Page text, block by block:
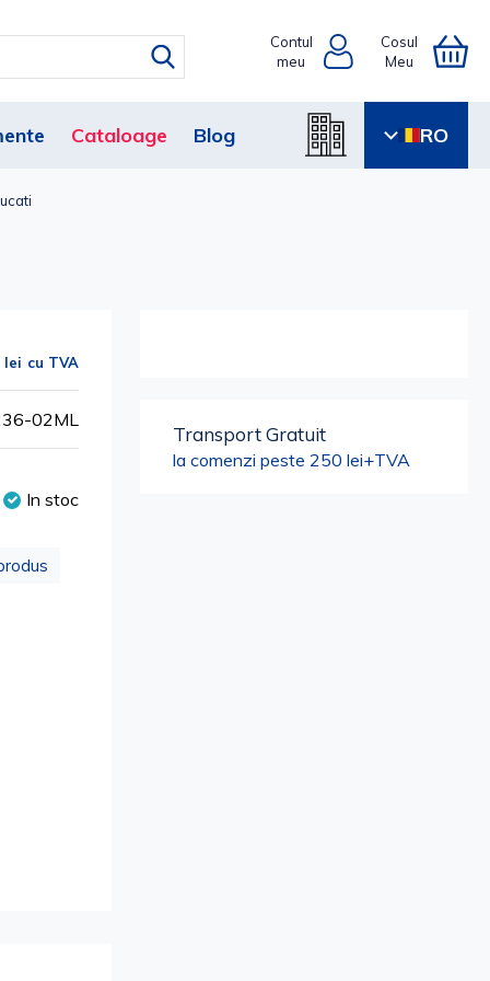
Contul
meu
RO
Cosul
Meu
Cataloage Blog
lei
02ML
In stoc
Transport Gratuit
la comenzi peste 250 lei+TVA